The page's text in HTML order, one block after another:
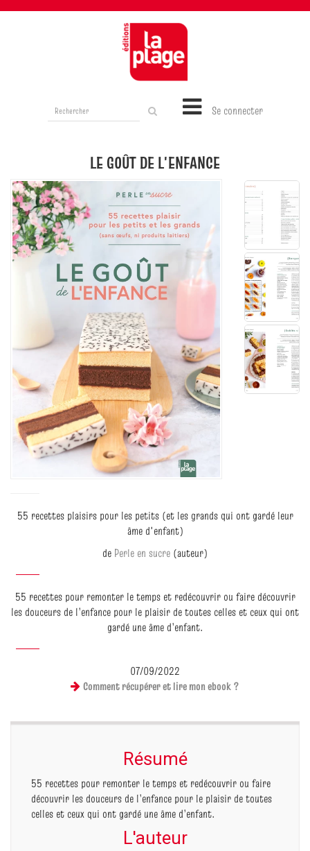
Se connecter
LE GOÛT DE L'ENFANCE
55 recettes plaisirs pour les petits (et les grands qui ont gardé leur
âme d'enfant)
de Perle en sucre (auteur)
55 recettes pour remonter le temps et redécouvrir ou faire découvrir
les douceurs de l’enfance pour le plaisir de toutes celles et ceux qui ont
gardé une âme d’enfant.
07/09/2022
Comment récupérer et lire mon ebook ?
Résumé
55 recettes pour remonter le temps et redécouvrir ou faire
découvrir les douceurs de l’enfance pour le plaisir de toutes
celles et ceux qui ont gardé une âme d’enfant.
L'auteur